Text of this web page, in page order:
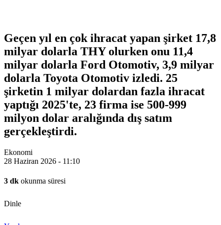
Geçen yıl en çok ihracat yapan şirket 17,8
milyar dolarla THY olurken onu 11,4
milyar dolarla Ford Otomotiv, 3,9 milyar
dolarla Toyota Otomotiv izledi. 25
şirketin 1 milyar dolardan fazla ihracat
yaptığı 2025'te, 23 firma ise 500-999
milyon dolar aralığında dış satım
gerçekleştirdi.
Ekonomi
28 Haziran 2026 - 11:10
3 dk okunma süresi
Dinle